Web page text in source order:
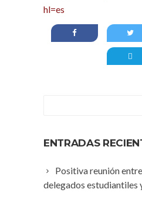
hl=es
ENTRADAS
Positiva reunión
delegados estudiantiles